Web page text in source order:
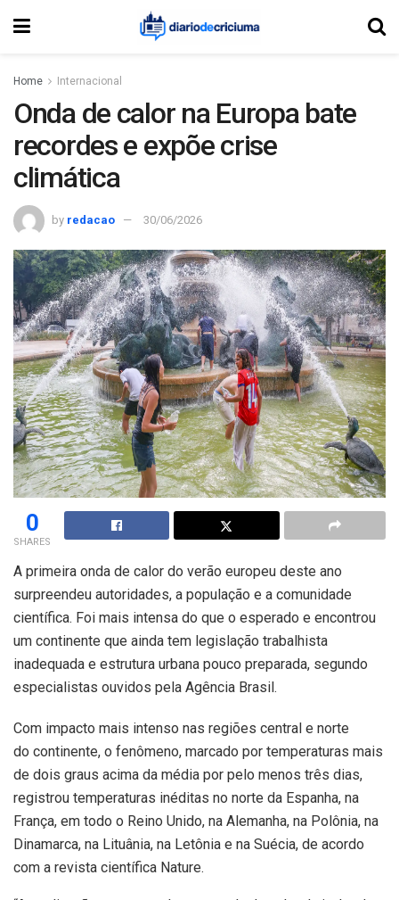
Home Internacional
Onda de calor na Europa bate
recordes e expõe crise
climática
by redacao 30/06/2026
0
SHARES
A primeira onda de calor do verão europeu deste ano
surpreendeu autoridades, a população e a comunidade
científica. Foi mais intensa do que o esperado e encontrou
um continente que ainda tem legislação trabalhista
inadequada e estrutura urbana pouco preparada, segundo
especialistas ouvidos pela Agência Brasil.
Com impacto mais intenso nas regiões central e norte
do continente, o fenômeno, marcado por temperaturas mais
de dois graus acima da média por pelo menos três dias,
registrou temperaturas inéditas no norte da Espanha, na
França, em todo o Reino Unido, na Alemanha, na Polônia, na
Dinamarca, na Lituânia, na Letônia e na Suécia, de acordo
com a revista científica Nature.